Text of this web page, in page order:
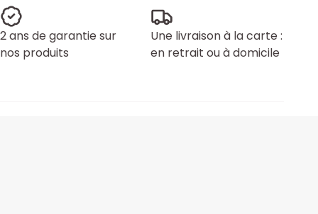
2 ans de garantie sur
nos produits
Une livraison à la carte :
en retrait ou à domicile